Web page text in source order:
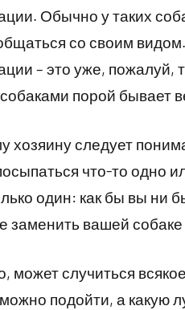
Обычно у таких
со своим
– это уже, пожалуй,
порой бывает
хозяину следует
что-то одно
один: как бы вы ни
заменить вашей
может случиться
подойти, а какую